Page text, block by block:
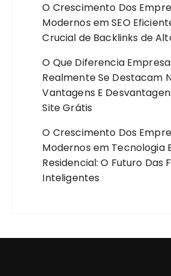
O Crescimento Dos
Modernos emSEO
Crucial de Backlinks de
O Que Diferencia
Realmente Se Destacam
Vantagens E
Site Grátis
O Crescimento Dos
Modernos em Tecnologia
Residencial: O Futuro Das
Inteligentes